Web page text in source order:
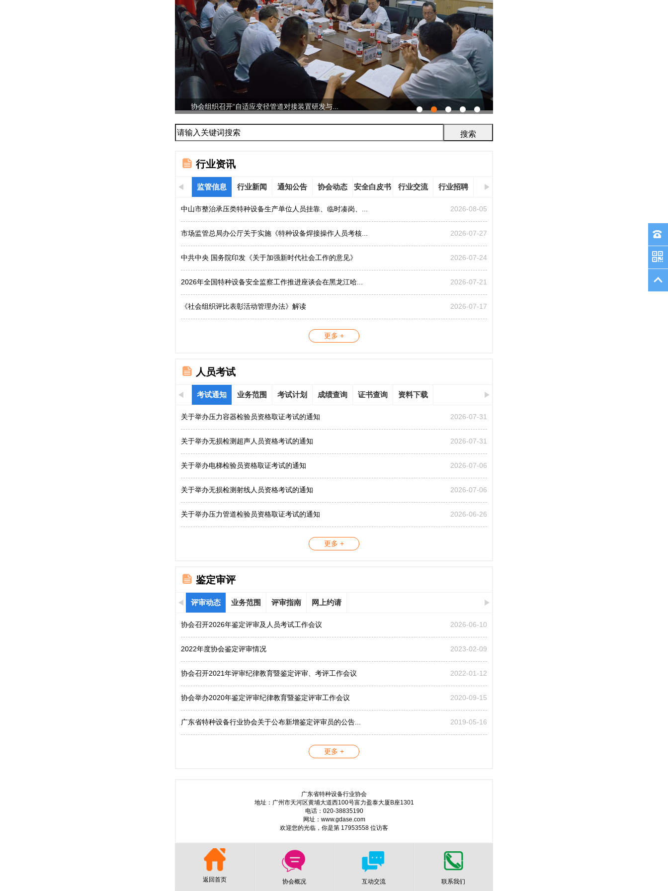
协会组织召开“自适应变径管道对接装置研发与...
行业资讯
监管信息 行业新闻 通知公告 协会动态 安全白皮书 行业交流 行业招聘
中山市整治承压类特种设备生产单位人员挂靠、临时凑岗、... 2026-08-05
市场监管总局办公厅关于实施《特种设备焊接操作人员考核... 2026-07-27
中共中央 国务院印发《关于加强新时代社会工作的意见》 2026-07-24
2026年全国特种设备安全监察工作推进座谈会在黑龙江哈... 2026-07-21
《社会组织评比表彰活动管理办法》解读 2026-07-17
更多 +
人员考试
考试通知 业务范围 考试计划 成绩查询 证书查询 资料下载
关于举办压力容器检验员资格取证考试的通知 2026-07-31
关于举办无损检测超声人员资格考试的通知 2026-07-31
关于举办电梯检验员资格取证考试的通知 2026-07-06
关于举办无损检测射线人员资格考试的通知 2026-07-06
关于举办压力管道检验员资格取证考试的通知 2026-06-26
更多 +
鉴定审评
评审动态 业务范围 评审指南 网上约请
协会召开2026年鉴定评审及人员考试工作会议 2026-06-10
2022年度协会鉴定评审情况 2023-02-09
协会召开2021年评审纪律教育暨鉴定评审、考评工作会议 2022-01-12
协会举办2020年鉴定评审纪律教育暨鉴定评审工作会议 2020-09-15
广东省特种设备行业协会关于公布新增鉴定评审员的公告... 2019-05-16
更多 +
广东省特种设备行业协会
地址：广州市天河区黄埔大道西100号富力盈泰大厦B座1301
电话：020-38835190
网址：www.gdase.com
欢迎您的光临，你是第 17953558 位访客
返回首页 协会概况 互动交流 联系我们